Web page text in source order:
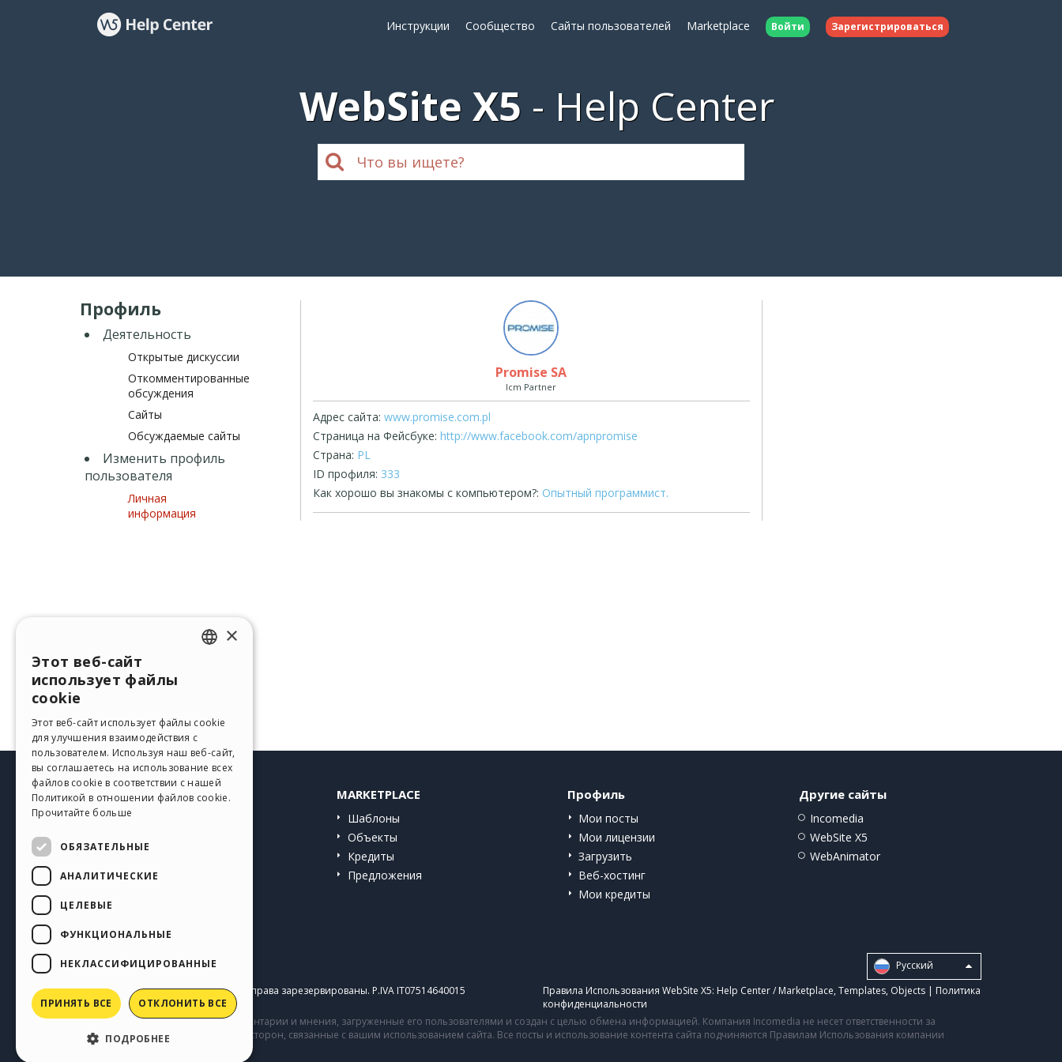
Инструкции Сообщество Сайты пользователей Marketplace Войти Зарегистрироваться
WebSite X5 Help Center
Профиль
Деятельность
Открытые дискуссии
Откомментированные
обсуждения
Сайты
Обсуждаемые сайты
Изменить профиль
пользователя
Личная
информация
Promise SA
Icm Partner
Адрес сайта: www.promise.com.pl
Страница на Фейсбуке: http://www.facebook.com/apnpromise
Страна: PL
ID профиля: 333
Как хорошо вы знакомы с компьютером?: Опытный программист.
HELP CENTER
Инструкции
MARKETPLACE
Шаблоны
Объекты
Кредиты
Предложения
Профиль
Мои посты
Мои лицензии
Загрузить
Веб-хостинг
Мои кредиты
Другие сайты
Incomedia
WebSite X5
WebAnimator
Pусский
Copyright © 2026Incomedia s.r.l.Все права зарезервированы. P.IVA IT07514640015 Правила Использования WebSite X5: Help Center / Marketplace, Templates, Objects | Политика
конфиденциальности
Сайт содержит информацию, комментарии и мнения, загруженные его пользователями и создан с целью обмена информацией. Компания Incomedia не несет ответственности за
комментарии и поведение третьих сторон, связанные с вашим использованием сайта. Все посты и использование контента сайта подчиняются Правилам Использования компании
Incomedia.
GERMAN
SPANISH
PORTUGUESE
POLISH
×
Этот веб-сайт
использует файлы
cookie
Этот веб-сайт использует файлы cookie
для улучшения взаимодействия с
пользователем. Используя наш веб-сайт,
вы соглашаетесь на использование всех
файлов cookie в соответствии с нашей
Политикой в ​​отношении файлов cookie.
Прочитайте больше
ОБЯЗАТЕЛЬНЫЕ
АНАЛИТИЧЕСКИЕ
ЦЕЛЕВЫЕ
ФУНКЦИОНАЛЬНЫЕ
НЕКЛАССИФИЦИРОВАННЫЕ
ПРИНЯТЬ ВСЕ ОТКЛОНИТЬ ВСЕ
ПОДРОБНЕЕ